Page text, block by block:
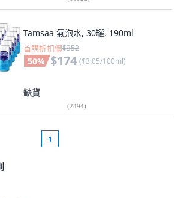
Tamsaa 氣泡水, 30罐, 190ml
首購折扣價$352
50% $174 ($3.05/100ml)
缺貨
(2494)
1